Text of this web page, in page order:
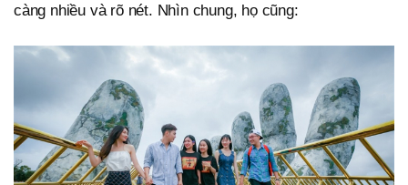
càng nhiều và rõ nét. Nhìn chung, họ cũng: